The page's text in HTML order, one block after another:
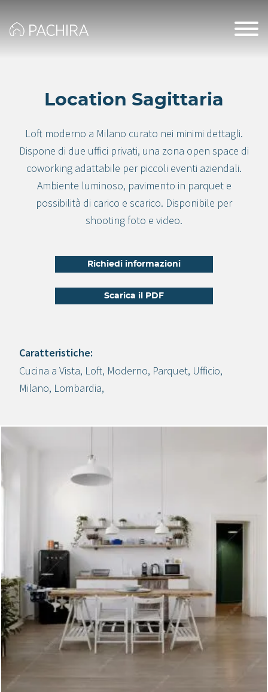
Location Sagittaria
Loft moderno a Milano curato nei minimi dettagli.
Dispone di due uffici privati, una zona open space di
coworking adattabile per piccoli eventi aziendali.
Ambiente luminoso, pavimento in parquet e
possibilità di carico e scarico. Disponibile per
shooting foto e video.
Richiedi informazioni
Scarica il PDF
Crea progetto
Caratteristiche:
Cucina a Vista, Loft, Moderno, Parquet, Ufficio,
Milano, Lombardia,